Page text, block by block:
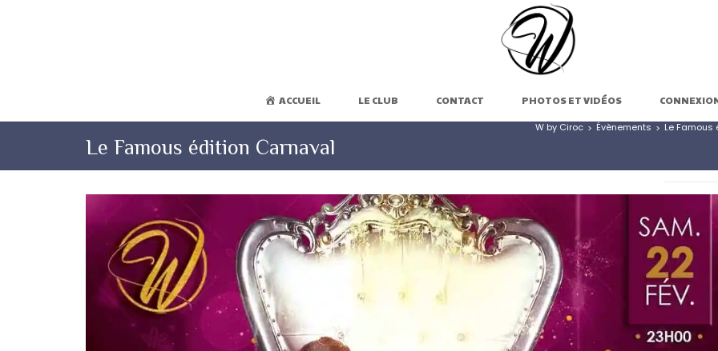
ACCUEIL LE CLUB CONTACT PHOTOS ET VIDÉOS
Le Famous édition Carnaval
W by Ciroc > Évènements > Le